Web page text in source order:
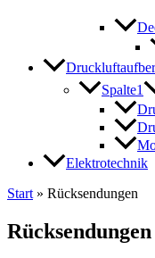
Spalte1
Elektrotechnik
Start » Rücksendungen
Rücksendungen